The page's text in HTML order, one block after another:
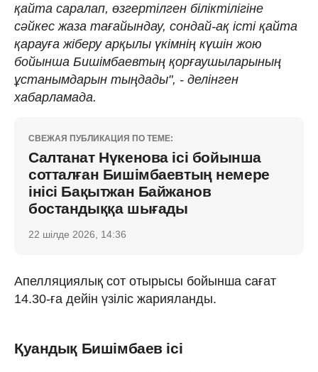
қайта саралап, өзгертілген біліктілігіне
сәйкес жаза тағайындау, сондай-ақ істі қайта
қарауға жіберу арқылы үкімнің күшін жою
бойынша Бишімбаевтың қорғаушыларының
ұстанымдарын тыңдады", - делінген
хабарламада.
СВЕЖАЯ ПУБЛИКАЦИЯ ПО ТЕМЕ:
Салтанат Нүкенова ісі бойынша
сотталған Бишімбаевтың немере
інісі Бақытжан Байжанов
бостандыққа шығады
22 шілде 2026, 14:36
Апелляциялық сот отырысы бойынша сағат
14.30-ға дейін үзіліс жарияланды.
Қуандық Бишімбаев ісі